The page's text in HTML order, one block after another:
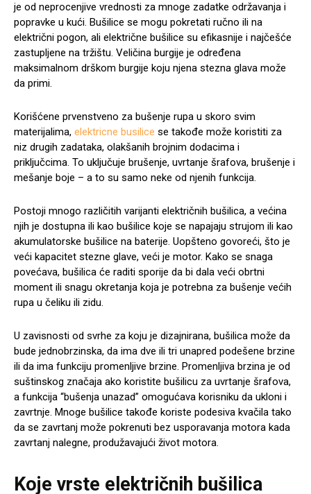
je od neprocenjive vrednosti za mnoge zadatke održavanja i
popravke u kući. Bušilice se mogu pokretati ručno ili na
električni pogon, ali električne bušilice su efikasnije i najčešće
zastupljene na tržištu. Veličina burgije je određena
maksimalnom drškom burgije koju njena stezna glava može
da primi.
Korišćene prvenstveno za bušenje rupa u skoro svim
materijalima, elektricne busilice se takođe može koristiti za
niz drugih zadataka, olakšanih brojnim dodacima i
priključcima. To uključuje brušenje, uvrtanje šrafova, brušenje i
mešanje boje – a to su samo neke od njenih funkcija.
Postoji mnogo različitih varijanti električnih bušilica, a većina
njih je dostupna ili kao bušilice koje se napajaju strujom ili kao
akumulatorske bušilice na baterije. Uopšteno govoreći, što je
veći kapacitet stezne glave, veći je motor. Kako se snaga
povećava, bušilica će raditi sporije da bi dala veći obrtni
moment ili snagu okretanja koja je potrebna za bušenje većih
rupa u čeliku ili zidu.
U zavisnosti od svrhe za koju je dizajnirana, bušilica može da
bude jednobrzinska, da ima dve ili tri unapred podešene brzine
ili da ima funkciju promenljive brzine. Promenljiva brzina je od
suštinskog značaja ako koristite bušilicu za uvrtanje šrafova,
a funkcija “bušenja unazad” omogućava korisniku da ukloni i
zavrtnje. Mnoge bušilice takođe koriste podesiva kvačila tako
da se zavrtanj može pokrenuti bez usporavanja motora kada
zavrtanj nalegne, produžavajući život motora.
Koje vrste električnih bušilica